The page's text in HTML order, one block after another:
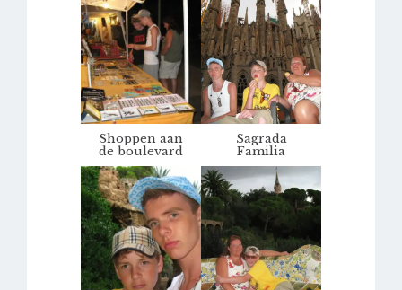
Shoppen aan
de boulevard
Sagrada
Familia